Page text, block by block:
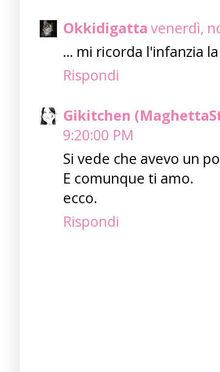
Okkidigatta venerdì,
... mi ricorda l'infanzia
Rispondi
Gikitchen
9:20:00 PM
Si vede che avevo un
E comunque ti amo.
ecco.
Rispondi